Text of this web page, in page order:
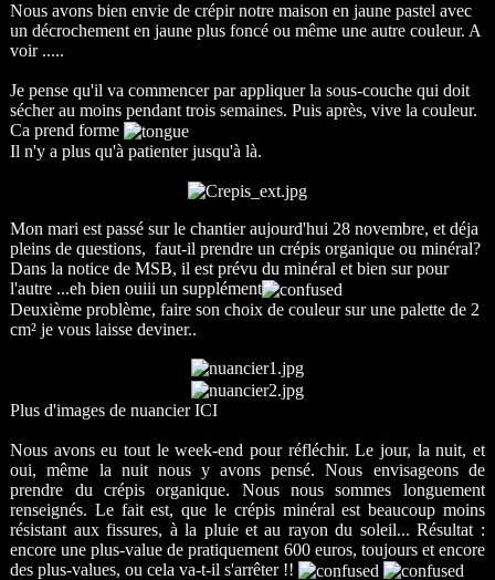
Nous avons bien envie de crépir notre maison en jaune pastel avec
un décrochement en jaune plus foncé ou même une autre couleur. A
voir .....
Je pense qu'il va commencer par appliquer la sous-couche qui doit
sécher au moins pendant trois semaines. Puis après, vive la couleur.
Ca prend forme
Il n'y a plus qu'à patienter jusqu'à là.
Mon mari est passé sur le chantier aujourd'hui 28 novembre, et déja
pleins de questions, faut-il prendre un crépis organique ou minéral?
Dans la notice de MSB, il est prévu du minéral et bien sur pour
l'autre ...eh bien ouiii un supplément
Deuxième problème, faire son choix de couleur sur une palette de 2
cm² je vous laisse deviner..
Plus d'images de nuancierICI
Nous avons eu tout le week-end pour réfléchir. Le jour, la nuit, et
oui, même la nuit nous y avons pensé. Nous envisageons de
prendre du crépis organique. Nous nous sommes longuement
renseignés. Le fait est, que le crépis minéral est beaucoup moins
résistant aux fissures, à la pluie et au rayon du soleil... Résultat :
encore une plus-value de pratiquement 600 euros, toujours et encore
des plus-values, ou cela va-t-il s'arrêter !!